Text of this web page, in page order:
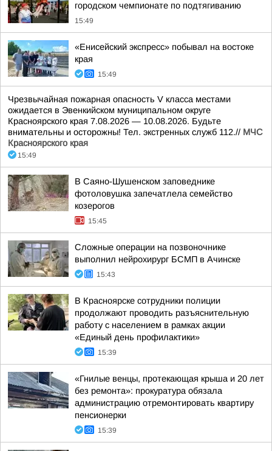
городском чемпионате по подтягиванию
15:49
«Енисейский экспресс» побывал на востоке
края
15:49
Чрезвычайная пожарная опасность V класса местами
ожидается в Эвенкийском муниципальном округе
Красноярского края 7.08.2026 — 10.08.2026. Будьте
внимательны и осторожны! Тел. экстренных служб 112.// МЧС
Красноярского края
15:49
В Саяно-Шушенском заповеднике
фотоловушка запечатлела семейство
козерогов
15:45
Сложные операции на позвоночнике
выполнил нейрохирург БСМП в Ачинске
15:43
В Красноярске сотрудники полиции
продолжают проводить разъяснительную
работу с населением в рамках акции
«Единый день профилактики»
15:39
«Гнилые венцы, протекающая крыша и 20 лет
без ремонта»: прокуратура обязала
администрацию отремонтировать квартиру
пенсионерки
15:39